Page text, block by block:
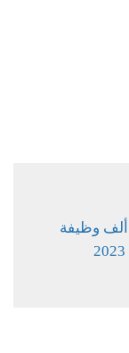
صندوق تنمية الموارد البشرية: 374 ألف وظيفة